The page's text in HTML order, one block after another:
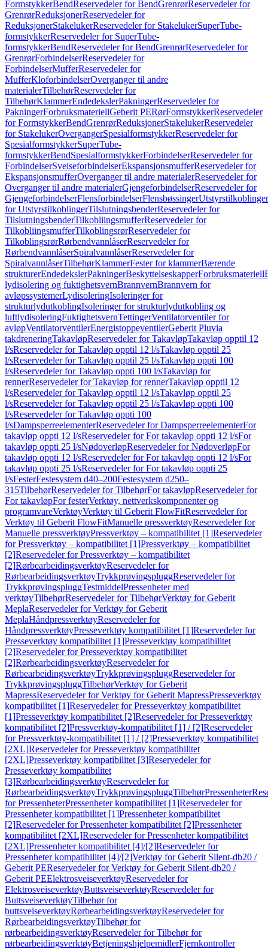
FormstykkerBendReservedeler for BendGrenrørReservedeler for
GrenrørReduksjonerReservedeler for
ReduksjonerStakelukerReservedeler for StakelukerSuperTube-
formstykkerReservedeler for SuperTube-
formstykkerBendReservedeler for BendGrenrørReservedeler for
GrenrørForbindelserReservedeler for
ForbindelserMufferReservedeler for
MufferKloforbindelserOverganger til andre
materialerTilbehørReservedeler for
TilbehørKlammerEndedekslerPakningerReservedeler for
PakningerForbruksmateriellGeberit PERørFormstykkerReservedeler
for FormstykkerBendGrenrørReduksjonerStakelukerReservedeler
for StakelukerOvergangerSpesialformstykkerReservedeler for
SpesialformstykkerSuperTube-
formstykkerBendSpesialformstykkerForbindelserReservedeler for
ForbindelserSveiseforbindelserEkspansjonsmufferReservedeler for
EkspansjonsmufferOverganger til andre materialerReservedeler for
Overganger til andre materialerGjengeforbindelserReservedeler for
GjengeforbindelserFlensforbindelserFlensbøssingerUtstyrstilkoblinger
for UtstyrstilkoblingerTilslutningsbenderReservedeler for
TilslutningsbenderTilkobliingsmufferReservedeler for
TilkobliingsmufferTilkoblingsrørReservedeler for
TilkoblingsrørRørbendvannlåserReservedeler for
RørbendvannlåserSpiralvannlåserReservedeler for
SpiralvannlåserTilbehørKlammerFester for klammerBærende
strukturerEndedekslerPakningerBeskyttelseskapperForbruksmateriell
lydisolering og fuktighetsvernBrannvernBrannvern for
avløpssystemerLydisoleringIsoleringer for
strukturlydutkoblingIsoleringer for strukturlydutkobling og
luftlydisoleringFuktighetsvernTettingerVentilatorventiler for
avløpVentilatorventilerEnergistoppeventilerGeberit Pluvia
takdreneringTakavløpReservedeler for TakavløpTakavløp opptil 12
l/sReservedeler for Takavløp opptil 12 l/sTakavløp opptil 25
l/sReservedeler for Takavløp opptil 25 l/sTakavløp oppti 100
l/sReservedeler for Takavløp oppti 100 l/sTakavløp for
rennerReservedeler for Takavløp for rennerTakavløp opptil 12
l/sReservedeler for Takavløp opptil 12 l/sTakavløp opptil 25
l/sReservedeler for Takavløp opptil 25 l/sTakavløp oppti 100
l/sReservedeler for Takavløp oppti 100
l/sDampsperreelementerReservedeler for DampsperreelementerFor
takavløp oppti 12 l/sReservedeler for For takavløp oppti 12 l/sFor
takavløp oppti 25 l/sNødoverløpReservedeler for NødoverløpFor
takavløp oppti 12 l/sReservedeler for For takavløp oppti 12 l/sFor
takavløp oppti 25 l/sReservedeler for For takavløp oppti 25
l/sFesterFestesystem d40–200Festesystem d250–
315TilbehørReservedeler for TilbehørFor takavløpReservedeler for
For takavløpFor festerVerktøy, nettverkskomponenter og
programvareVerktøyVerktøy til Geberit FlowFitReservedeler for
Verktøy til Geberit FlowFitManuelle pressverktøyReservedeler for
Manuelle pressverktøyPressverktøy – kompatibilitet [1]Reservedeler
for Pressverktøy – kompatibilitet [1]Pressverktøy – kompatibilitet
[2]Reservedeler for Pressverktøy – kompatibilitet
[2]RørbearbeidingsverktøyReservedeler for
RørbearbeidingsverktøyTrykkprøvingspluggReservedeler for
TrykkprøvingspluggTestmiddelPressenheter med
verktøyTilbehørReservedeler for TilbehørVerktøy for Geberit
MeplaReservedeler for Verktøy for Geberit
MeplaHåndpressverktøyReservedeler for
HåndpressverktøyPresseverktøy kompatibilitet [1]Reservedeler for
Presseverktøy kompatibilitet [1]Presseverktøy kompatibilitet
[2]Reservedeler for Presseverktøy kompatibilitet
[2]RørbearbeidingsverktøyReservedeler for
RørbearbeidingsverktøyTrykkprøvingspluggReservedeler for
TrykkprøvingspluggTilbehørVerktøy for Geberit
MapressReservedeler for Verktøy for Geberit MapressPresseverktøy
kompatibilitet [1]Reservedeler for Presseverktøy kompatibilitet
[1]Presseverktøy kompatibilitet [2]Reservedeler for Presseverktøy
kompatibilitet [2]Pressverktøy-kompatibilitet [1] / [2]Reservedeler
for Pressverktøy-kompatibilitet [1] / [2]Presseverktøy kompatibilitet
[2XL]Reservedeler for Presseverktøy kompatibilitet
[2XL]Presseverktøy kompatibilitet [3]Reservedeler for
Presseverktøy kompatibilitet
[3]RørbearbeidingsverktøyReservedeler for
RørbearbeidingsverktøyTrykkprøvingspluggTilbehørPressenheter
for PressenheterPressenheter kompatibilitet [1]Reservedeler for
Pressenheter kompatibilitet [1]Pressenheter kompatibilitet
[2]Reservedeler for Pressenheter kompatibilitet [2]Pressenheter
kompatibilitet [2XL]Reservedeler for Pressenheter kompatibilitet
[2XL]Pressenheter kompatibilitet [4]/[2]Reservedeler for
Pressenheter kompatibilitet [4]/[2]Verktøy for Geberit Silent-db20 /
Geberit PEReservedeler for Verktøy for Geberit Silent-db20 /
Geberit PEElektrosveiseverktøyReservedeler for
ElektrosveiseverktøyButtsveiseverktøyReservedeler for
ButtsveiseverktøyTilbehør for
buttsveiseverktøyRørbearbeidingsverktøyReservedeler for
RørbearbeidingsverktøyTilbehør for
rørbearbeidingsverktøyReservedeler for Tilbehør for
rørbearbeidingsverktøyBetjeningshjelpemidlerFjernkontroller